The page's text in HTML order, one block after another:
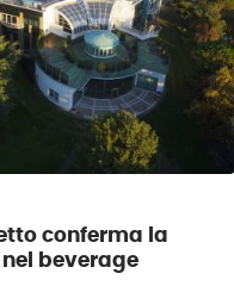
conferma la
beverage